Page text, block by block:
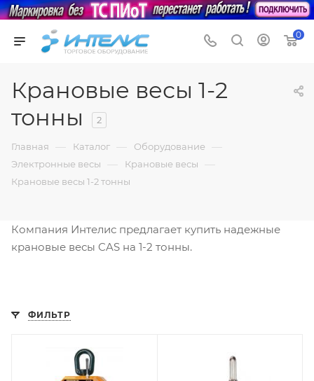
0
Крановые весы 1-2
тонны
2
Главная — Каталог — Оборудование —
Электронные весы — Крановые весы —
Крановые весы 1-2 тонны
Компания Интелис предлагает купить надежные
крановые весы CAS на 1-2 тонны.
ФИЛЬТР